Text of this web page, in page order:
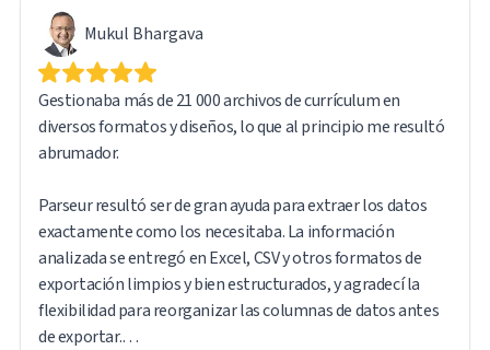
Mukul Bhargava
Gestionaba más de 21 000 archivos de currículum en
diversos formatos y diseños, lo que al principio me resultó
abrumador.
Parseur resultó ser de gran ayuda para extraer los datos
exactamente como los necesitaba. La información
analizada se entregó en Excel, CSV y otros formatos de
exportación limpios y bien estructurados, y agradecí la
flexibilidad para reorganizar las columnas de datos antes
de exportar.